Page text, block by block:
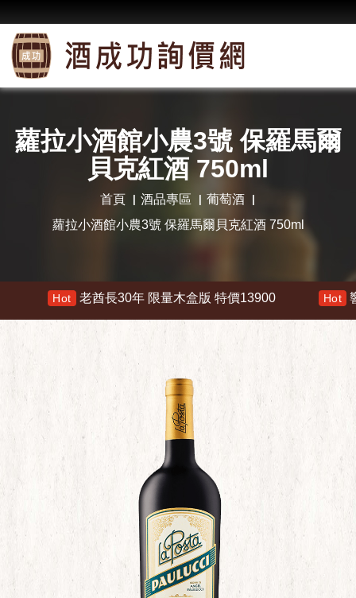
蘿拉小酒館小農3號 保羅馬爾
貝克紅酒 750ml
首頁 酒品專區
葡萄酒
蘿拉小酒館小農3號 保羅馬爾貝克紅酒 750ml
老酋長30年 限量木盒版 特價13900 Hot 響 30年